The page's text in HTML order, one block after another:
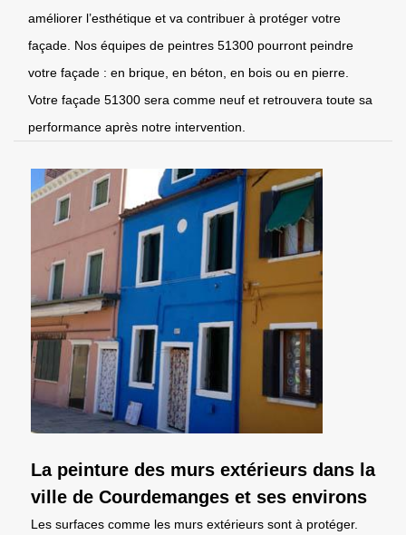
améliorer l’esthétique et va contribuer à protéger votre
façade. Nos équipes de peintres 51300 pourront peindre
votre façade : en brique, en béton, en bois ou en pierre.
Votre façade 51300 sera comme neuf et retrouvera toute sa
performance après notre intervention.
La peinture des murs extérieurs dans la
ville de Courdemanges et ses environs
Les surfaces comme les murs extérieurs sont à protéger.